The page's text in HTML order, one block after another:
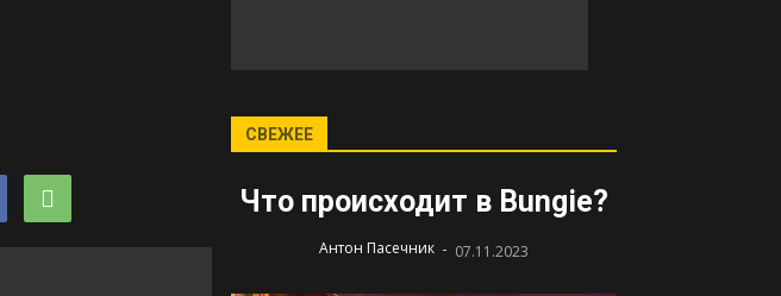
СВЕЖЕЕ
Что происходит в Bungie?
Антон Пасечник - 07.11.2023